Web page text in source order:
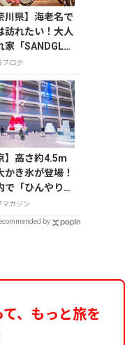
川県】海老名で
訪れたい！大人
家「SANDGLA
火」で味わうア
ブログ
】高さ約4.5m
かき氷が登場！
で「ひんやりＫ
Ｅ」が8月7日
催
マガジン
by
、もっと旅を